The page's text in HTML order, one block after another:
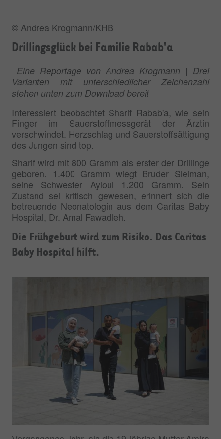
© Andrea Krogmann/KHB
Drillingsglück bei Familie Rabab'a
Eine Reportage von Andrea Krogmann | Drei
Varianten mit unterschiedlicher Zeichenzahl
stehen unten zum Download bereit
Interessiert beobachtet Sharif Rabab'a, wie sein
Finger im Sauerstoffmessgerät der Ärztin
verschwindet. Herzschlag und Sauerstoffsättigung
des Jungen sind top.
Sharif wird mit 800 Gramm als erster der Drillinge
geboren. 1.400 Gramm wiegt Bruder Sleiman,
seine Schwester Ayloul 1.200 Gramm. Sein
Zustand sei kritisch gewesen, erinnert sich die
betreuende Neonatologin aus dem Caritas Baby
Hospital, Dr. Amal Fawadleh.
Die Frühgeburt wird zum Risiko. Das Caritas
Baby Hospital hilft.